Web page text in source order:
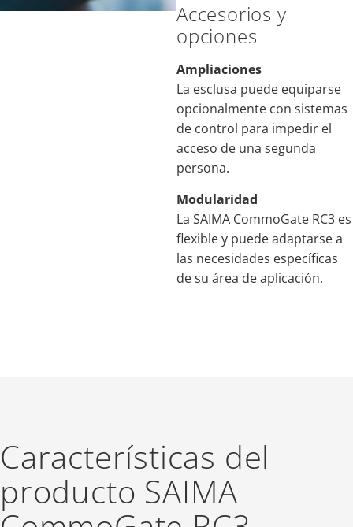
Accesorios y
opciones
Ampliaciones
La esclusa puede equiparse
opcionalmente con sistemas
de control para impedir el
acceso de una segunda
persona.
Modularidad
La SAIMA CommoGate RC3 es
flexible y puede adaptarse a
las necesidades específicas
de su área de aplicación.
Características del
producto SAIMA